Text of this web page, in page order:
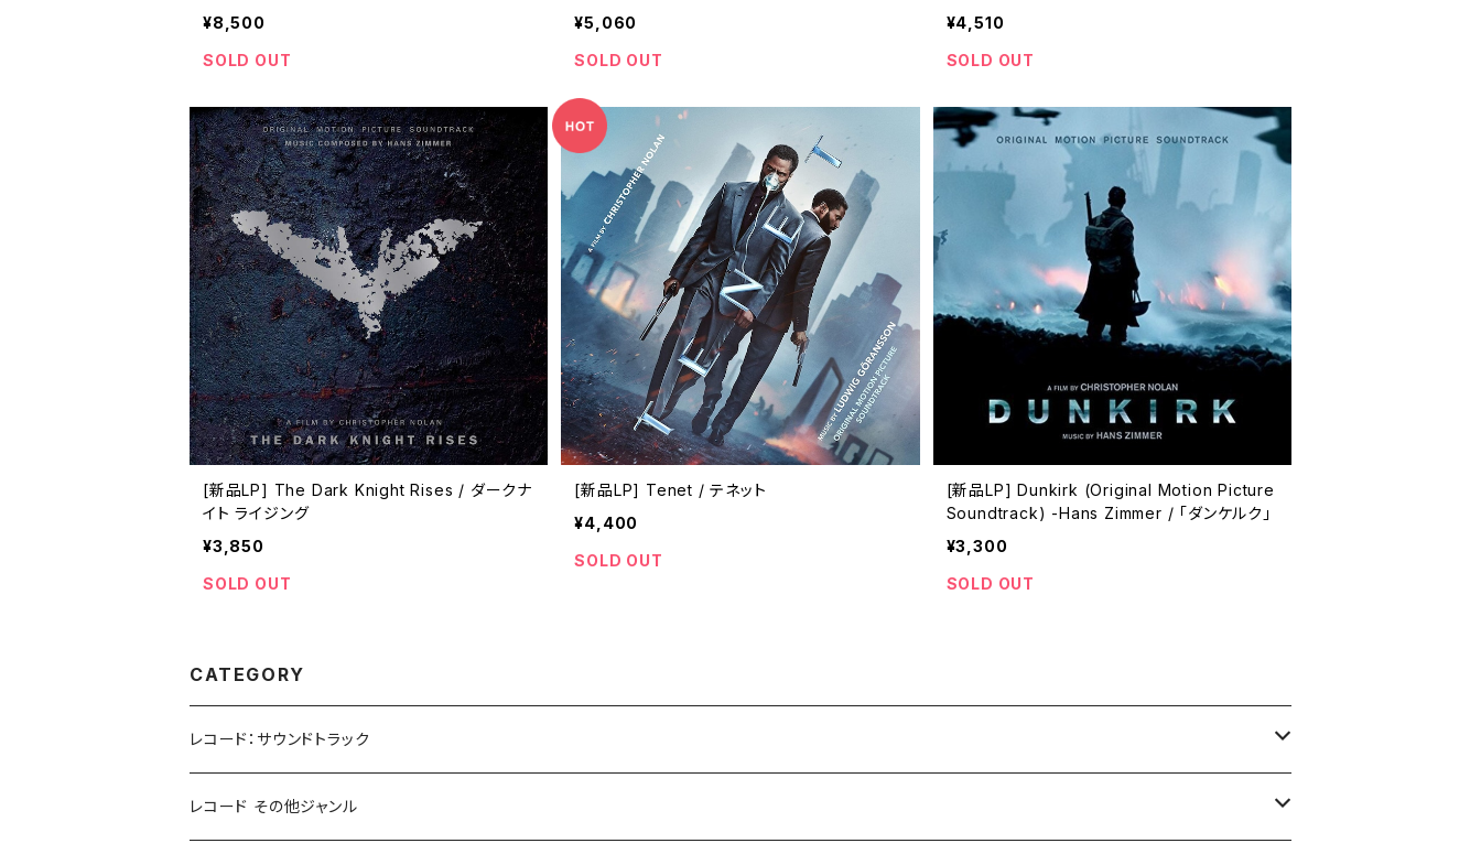
¥8,500
SOLD OUT
tion Picture Soundtrack)
¥5,060
SOLD OUT
ンターステラー
¥4,510
SOLD OUT
[新品LP] The Dark Knight Rises / ダークナ
イト ライジング
¥3,850
SOLD OUT
[新品LP] Tenet / テネット
¥4,400
SOLD OUT
[新品LP] Dunkirk (Original Motion Picture
Soundtrack) -Hans Zimmer / 「ダンケルク」
¥3,300
SOLD OUT
CATEGORY
レコード：サウンドトラック
ホラー/スリラー
レコード その他ジャンル